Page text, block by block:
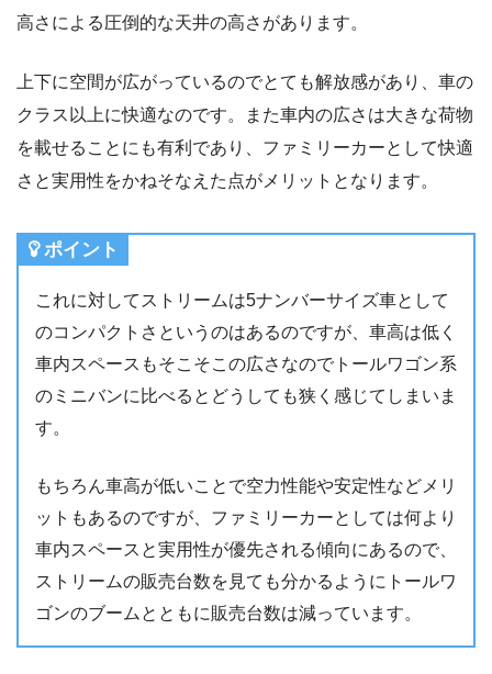
高さによる圧倒的な天井の高さがあります。
上下に空間が広がっているのでとても解放感があり、車の
クラス以上に快適なのです。また車内の広さは大きな荷物
を載せることにも有利であり、ファミリーカーとして快適
さと実用性をかねそなえた点がメリットとなります。
ポイント
これに対してストリームは5ナンバーサイズ車として
のコンパクトさというのはあるのですが、車高は低く
車内スペースもそこそこの広さなのでトールワゴン系
のミニバンに比べるとどうしても狭く感じてしまいま
す。
もちろん車高が低いことで空力性能や安定性などメリ
ットもあるのですが、ファミリーカーとしては何より
車内スペースと実用性が優先される傾向にあるので、
ストリームの販売台数を見ても分かるようにトールワ
ゴンのブームとともに販売台数は減っています。